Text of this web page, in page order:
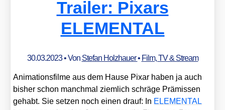
Trailer: Pixars
ELEMENTAL
30.03.2023• Von Stefan Holzhauer• Film, TV & Stream
Ani­ma­ti­ons­fil­me aus dem Hau­se Pix­ar haben ja auch
bis­her schon manch­mal ziem­lich schrä­ge Prä­mis­sen
gehabt. Sie set­zen noch einen drauf: In ELEMENTAL